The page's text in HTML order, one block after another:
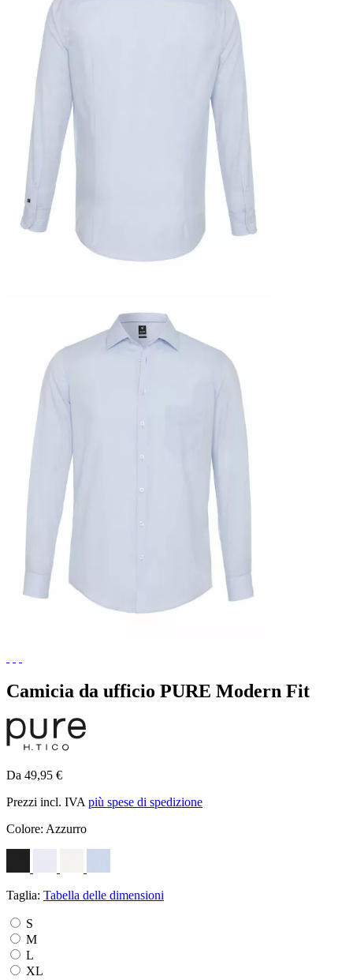
Camicia da ufficio PURE Modern Fit
Da 49,95 €
Prezzi incl. IVA più spese di spedizione
Colore: Azzurro
Taglia: Tabella delle dimensioni
S
M
L
XL